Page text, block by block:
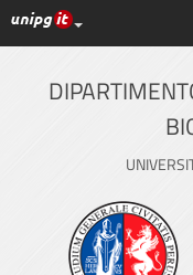
Vai
al
contenuto
principale
Link ai